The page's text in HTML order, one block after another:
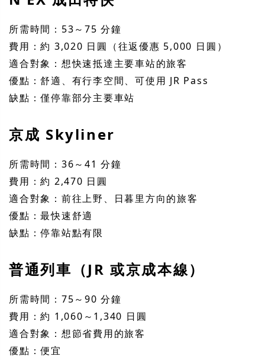
所需時間：53～75 分鐘
費用：約 3,020 日圓（往返優惠 5,000 日圓）
適合對象：想快速抵達主要車站的旅客
優點：舒適、有行李空間、可使用 JR Pass
缺點：僅停靠部分主要車站
京成 Skyliner
所需時間：36～41 分鐘
費用：約 2,470 日圓
適合對象：前往上野、日暮里方向的旅客
優點：最快速舒適
缺點：停靠站點有限
普通列車（JR 或京成本線）
所需時間：75～90 分鐘
費用：約 1,060～1,340 日圓
適合對象：想節省費用的旅客
優點：便宜